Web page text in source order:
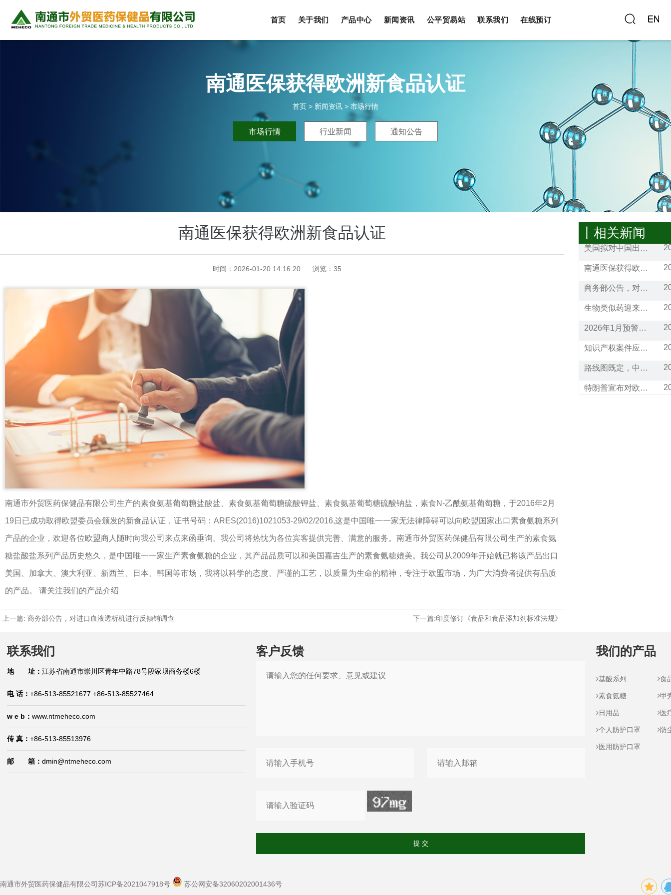
首页 关于我们 产品中心 新闻资讯 公平贸易站 联系我们 在线预订
南通医保获得欧洲新食品认证
首页 > 新闻资讯 > 市场行情
市场行情 行业新闻 通知公告
南通医保获得欧洲新食品认证
时间：2026-01-20 14:16:20 浏览：35
南通市外贸医药保健品有限公司生产的素食氨基葡萄糖盐酸盐、素食氨基葡萄糖硫酸钾盐、素食氨基葡萄糖硫酸钠盐，素食N-乙酰氨基葡萄糖，于2016年2月
19日已成功取得欧盟委员会颁发的新食品认证，证书号码：ARES(2016)1021053-29/02/2016,这是中国唯一一家无法律障碍可以向欧盟国家出口素食氨糖系列
产品的企业，欢迎各位欧盟商人随时向我公司来点来函垂询。我公司将热忱为各位宾客提供完善、满意的服务。南通市外贸医药保健品有限公司生产的素食氨
糖盐酸盐系列产品历史悠久，是中国唯一一家生产素食氨糖的企业，其产品品质可以和美国嘉吉生产的素食氨糖媲美。我公司从2009年开始就已将该产品出口
美国、加拿大、澳大利亚、新西兰、日本、韩国等市场，我将以科学的态度、严谨的工艺，以质量为生命的精神，专注于欧盟市场，为广大消费者提供有品质
的产品。 请关注我们的产品介绍
上一篇: 商务部公告，对进口血液透析机进行反倾销调查 下一篇:印度修订《食品和食品添加剂标准法规》
丨相关新闻
美国拟对中国出口的N95口罩及熔喷滤料发起双反调查
联系我们
地 址：江苏省南通市崇川区青年中路78号段家坝商务楼6楼
电 话：+86-513-85521677 +86-513-85527464
w e b：www.ntmeheco.com
传 真：+86-513-85513976
邮 箱：dmin@ntmeheco.com
客户反馈 我们的产品
基酸系列 食
素食氨糖 甲
日用品 医
个人防护口罩 防
医用防护口罩
南通市外贸医药保健品有限公司苏ICP备2021047918号 苏公网安备32060202001436号